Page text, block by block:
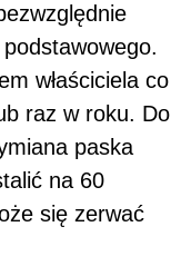
właściciela co
raz w roku. Do
paska
na 60
się zerwać